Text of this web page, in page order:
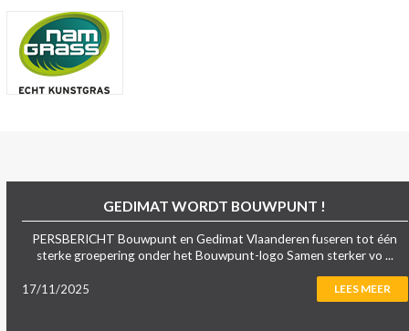
GEDIMAT WORDT BOUWPUNT !
PERSBERICHT Bouwpunt en Gedimat Vlaanderen fuseren tot één
sterke groepering onder het Bouwpunt-logo Samen sterker vo ...
17/11/2025 LEES MEER